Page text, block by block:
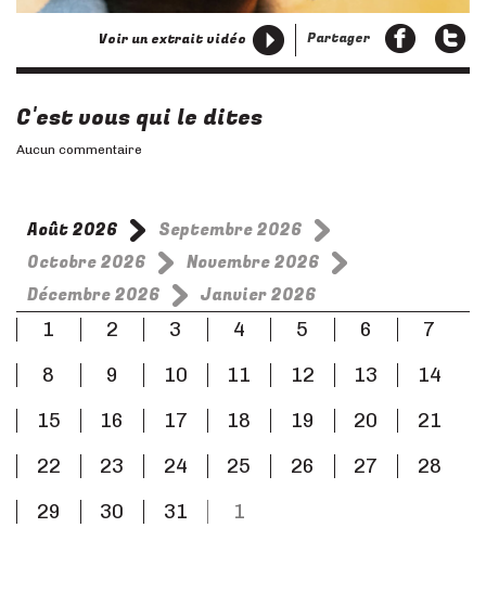
Partager
Voir un extrait vidéo
C'est vous qui le dites
Aucun commentaire
Août 2026
Septembre 2026
Octobre 2026
Novembre 2026
Décembre 2026
Janvier 2026
1
2 3 4 5 6
7
8
9 10 11 12 13
14
15
16 17 18 19 20
21
22
23 24 25 26 27
28
29
30 31 1